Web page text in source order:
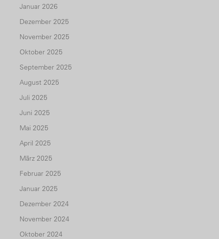
Januar 2026
Dezember 2025
November 2025
Oktober 2025
September 2025
August 2025
Juli 2025
Juni 2025
Mai 2025
April 2025
März 2025
Februar 2025
Januar 2025
Dezember 2024
November 2024
Oktober 2024